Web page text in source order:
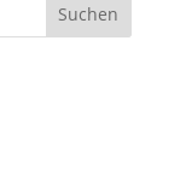
Suchen